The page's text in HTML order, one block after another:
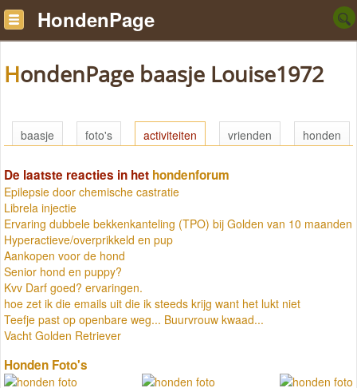
HondenPage
HondenPage baasje Louise1972
baasje foto's activiteiten vrienden honden
De laatste reacties in het hondenforum
Epilepsie door chemische castratie
Librela injectie
Ervaring dubbele bekkenkanteling (TPO) bij Golden van 10 maanden
Hyperactieve/overprikkeld en pup
Aankopen voor de hond
Senior hond en puppy?
Kvv Darf goed? ervaringen.
hoe zet ik die emails uit die ik steeds krijg want het lukt niet
Teefje past op openbare weg... Buurvrouw kwaad...
Vacht Golden Retriever
Honden Foto's